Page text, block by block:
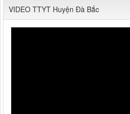
VIDEO TTYT Huyện Đà Bắc